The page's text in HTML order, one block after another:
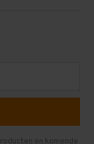
en komende